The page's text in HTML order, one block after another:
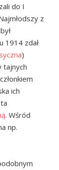
do I
z
1914 zdał
)
tajnych
ich
. Wśród
np.